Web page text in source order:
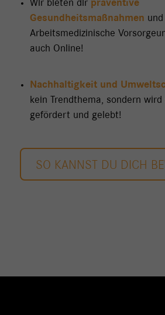
Wir bieten dirpräventive
Gesundheitsmaßnahmen und
Arbeitsmedizinische
auch Online!
Nachhaltigkeit und
kein Trendthema, sondern
gefördert und gelebt!
SO KANNST DU DICH